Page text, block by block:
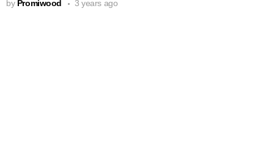
by Promiwood 3 years ago